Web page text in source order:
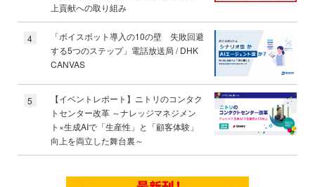
上貢献への取り組み
4
「ボイスボット導入の10の壁 失敗回避
する5つのステップ」電話放送局 / DHK
CANVAS
5
【イベントレポート】ニトリのコンタク
トセンター改革 ～ナレッジマネジメン
ト×生成AIで「生産性」と「顧客体験」
向上を両立した舞台裏～